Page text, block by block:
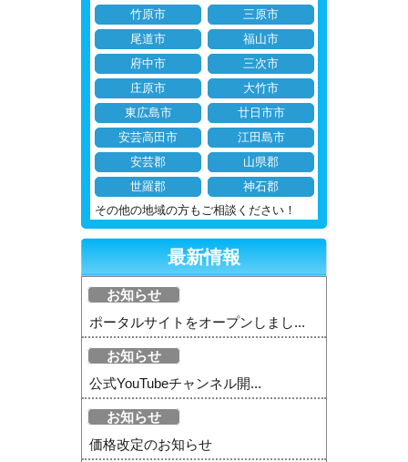
竹原市
三原市
尾道市
福山市
府中市
三次市
庄原市
大竹市
東広島市
廿日市市
安芸高田市
江田島市
安芸郡
山県郡
世羅郡
神石郡
その他の地域の方もご相談ください！
最新情報
お知らせ
ポータルサイトをオープンしまし...
お知らせ
公式YouTubeチャンネル開...
お知らせ
価格改定のお知らせ